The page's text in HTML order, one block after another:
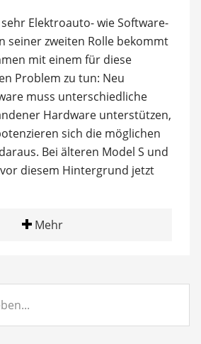
Elektroauto- wie Software-
seiner zweiten Rolle bekommt
mit einem für diese
Problem zu tun: Neu
muss unterschiedliche
Hardware unterstützen,
sich die möglichen
Bei älteren Model S und
diesem Hintergrund jetzt
Mehr